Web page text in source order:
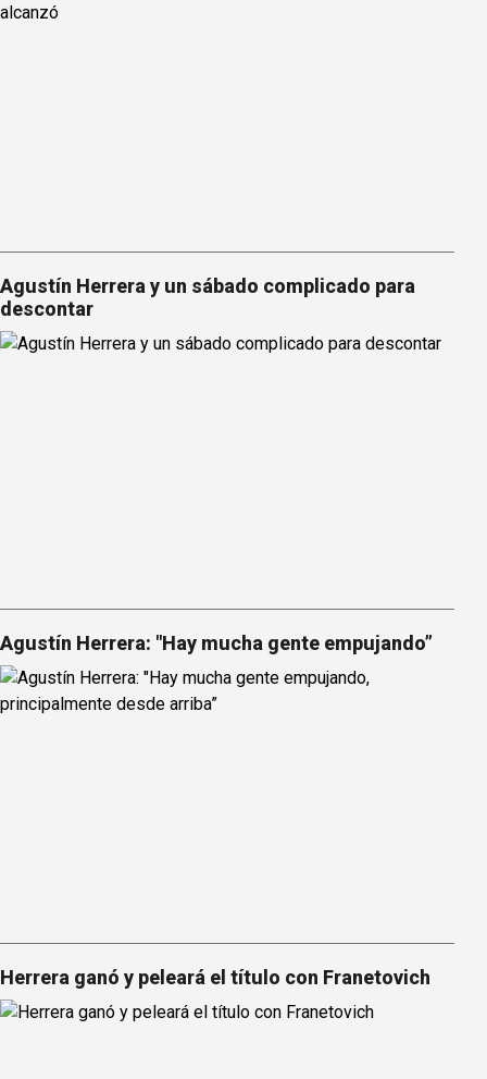
Agustín Herrera y un sábado complicado para
descontar
Agustín Herrera: "Hay mucha gente empujando”
Herrera ganó y peleará el título con Franetovich